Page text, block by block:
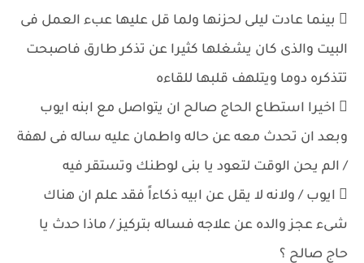
 بينما عادت ليلى لحزنها ولما قل عليها عبء العمل فى
البيت والذى كان يشغلها كثيرا عن تذكر طارق فاصبحت
تتذكره دوما ويتلهف قلبها للقاءه
 اخيرا استطاع الحاج صالح ان يتواصل مع ابنه ايوب
وبعد ان تحدث معه عن حاله واطمان عليه ساله فى لهفة
/ الم يحن الوقت لتعود يا بنى لوطنك وتستقر فيه
 ايوب / ولانه لا يقل عن ابيه ذكاءاً فقد علم ان هناك
شىء عجز والده عن علاجه فساله بتركيز / ماذا حدث يا
حاج صالح ؟